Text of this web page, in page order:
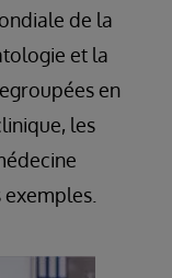
de la
et la
en
les